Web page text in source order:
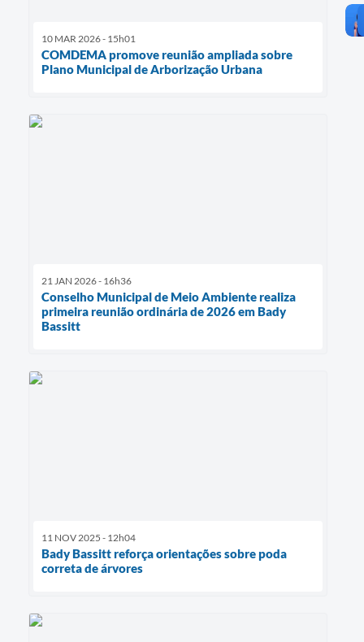
10 MAR 2026 - 15h01
COMDEMA promove reunião ampliada sobre
Plano Municipal de Arborização Urbana
21 JAN 2026 - 16h36
Conselho Municipal de Meio Ambiente realiza
primeira reunião ordinária de 2026 em Bady
Bassitt
11 NOV 2025 - 12h04
Bady Bassitt reforça orientações sobre poda
correta de árvores